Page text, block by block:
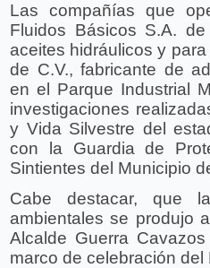
Las compañías que
Fluidos Básicos S.A.
aceites hidráulicos y
de C.V., fabricante de
en el Parque Industrial
investigaciones
y Vida Silvestre del
con la Guardia de
Sintientes del Municipio
Cabe destacar, que
ambientales se produjo
Alcalde Guerra
marco de celebración